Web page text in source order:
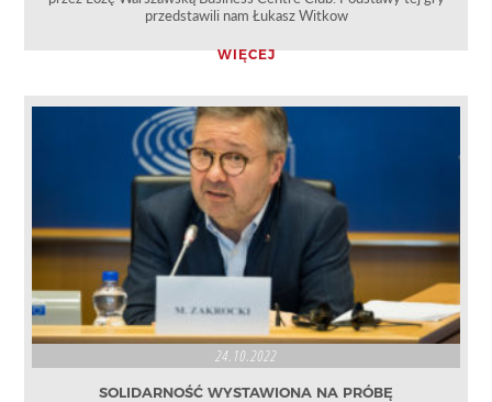
przedstawili nam Łukasz Witkow
WIĘCEJ
24.10.2022
SOLIDARNOŚĆ WYSTAWIONA NA PRÓBĘ